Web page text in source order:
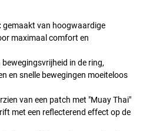
gemaakt van hoogwaardige
maximaal comfort en
bewegingsvrijheid in de ring,
en snelle bewegingen moeiteloos
van een patch met "Muay Thai"
met een reflecterend effect op de